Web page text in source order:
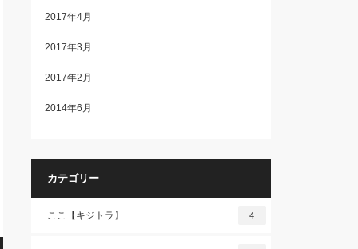
2017年4月
2017年3月
2017年2月
2014年6月
カテゴリー
ここ【キジトラ】 4